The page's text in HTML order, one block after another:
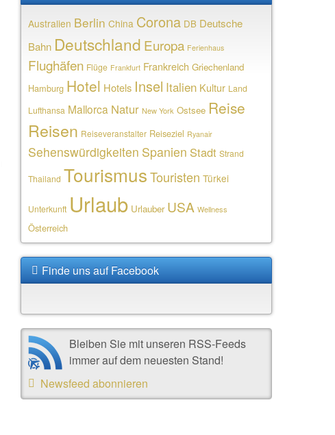
Australien Berlin China Corona DB Deutsche
Bahn Deutschland Europa Ferienhaus
Flughäfen Flüge Frankfurt Frankreich Griechenland
Hamburg Hotel Hotels Insel Italien Kultur Land
Lufthansa Mallorca Natur New York Ostsee Reise
Reisen Reiseveranstalter Reiseziel Ryanair
Sehenswürdigkeiten Spanien Stadt Strand
Thailand Tourismus Touristen Türkei
Unterkunft Urlaub Urlauber USA Wellness
Österreich
Finde uns auf Facebook
Bleiben Sie mit unseren RSS-Feeds
immer auf dem neuesten Stand!
Newsfeed abonnieren